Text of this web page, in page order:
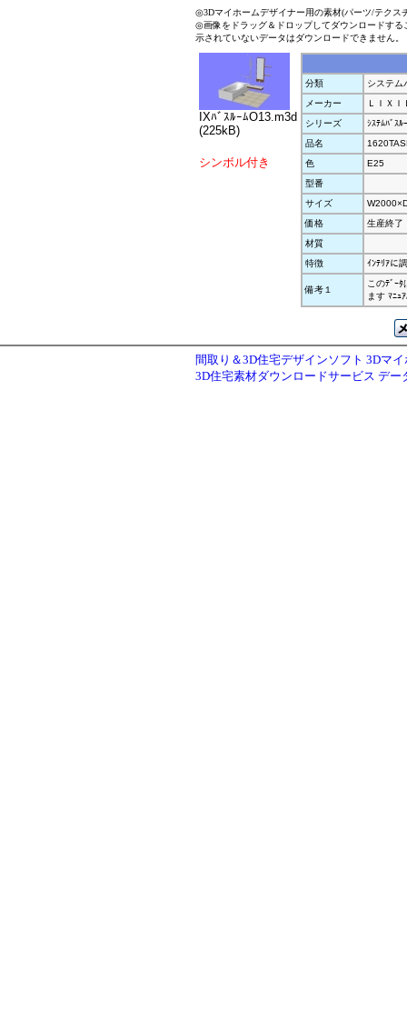
◎3Dマイホームデザイナー用の素材(パーツ/テクス
◎画像をドラッグ＆ドロップしてダウンロードす
示されていないデータはダウンロードできません。
IXﾊﾞｽﾙｰﾑO13.m3d
(225kB)
シンボル付き
分類
システム
メーカー
ＬＩＸＩ
シリーズ
ｼｽﾃﾑﾊﾞｽ
品名
色
E25
型番
サイズ
価格
生産終了
材質
特徴
ｲﾝﾃﾘｱに
備考１
このﾃﾞｰ
ます ﾏﾆｭ
間取り＆3D住宅デザインソフト 3Dマ
3D住宅素材ダウンロードサービス デー